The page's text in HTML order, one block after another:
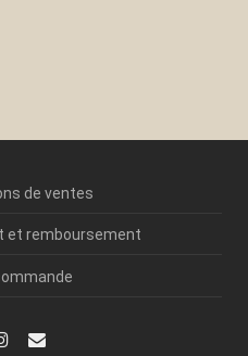
de ventes
et remboursement